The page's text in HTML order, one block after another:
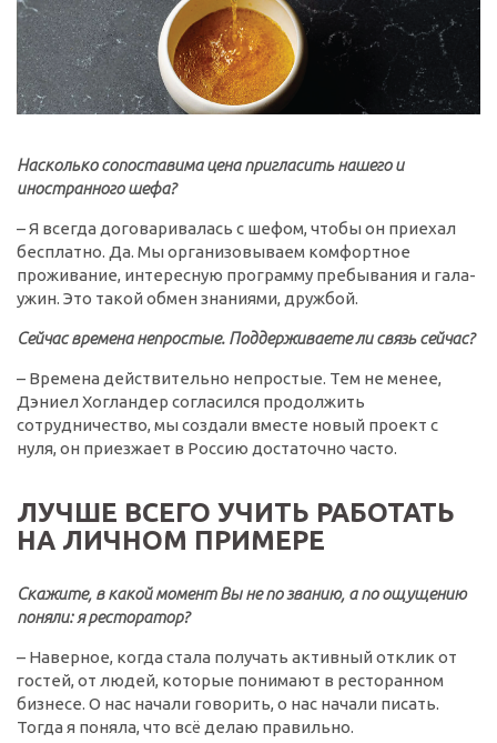
Насколько сопоставима цена пригласить нашего и
иностранного шефа?
– Я всегда договаривалась с шефом, чтобы он приехал
бесплатно. Да. Мы организовываем комфортное
проживание, интересную программу пребывания и гала-
ужин. Это такой обмен знаниями, дружбой.
Сейчас времена непростые. Поддерживаете ли связь сейчас?
– Времена действительно непростые. Тем не менее,
Дэниел Хогландер согласился продолжить
сотрудничество, мы создали вместе новый проект с
нуля, он приезжает в Россию достаточно часто.
ЛУЧШЕ ВСЕГО УЧИТЬ РАБОТАТЬ
НА ЛИЧНОМ ПРИМЕРЕ
Скажите, в какой момент Вы не по званию, а по ощущению
поняли: я ресторатор?
– Наверное, когда стала получать активный отклик от
гостей, от людей, которые понимают в ресторанном
бизнесе. О нас начали говорить, о нас начали писать.
Тогда я поняла, что всё делаю правильно.